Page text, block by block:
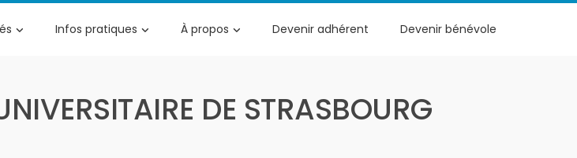
Infos pratiques À propos Devenir adhérent Devenir bénévole
DE STRASBOURG